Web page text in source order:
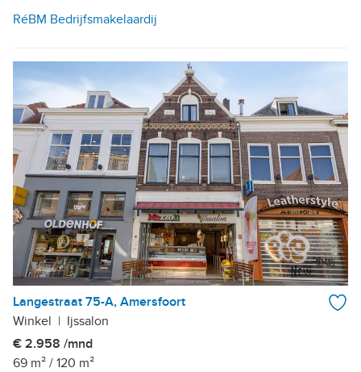
RéBM Bedrijfsmakelaardij
Langestraat 75-A, Amersfoort
Winkel | Ijssalon
€ 2.958 /mnd
69 m² / 120 m²